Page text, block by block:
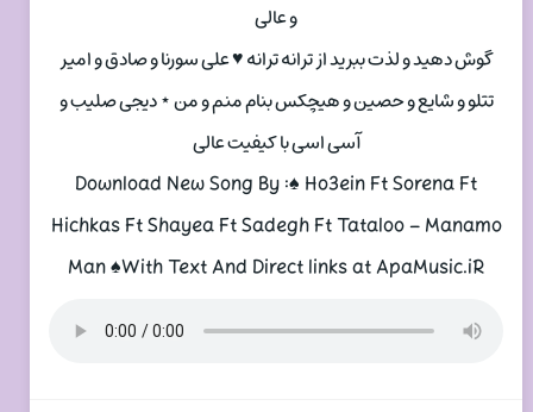
و عالی
گوش دهید و لذت ببرید از ترانه ترانه ♥ علی سورنا و صادق و امیر
تتلو و شایع و حصین و هیچکس بنام منم و من ⋆ دیجی صلیب و
آسی اسی با کیفیت عالی
Download New Song By :♠ Ho3ein Ft Sorena Ft
Hichkas Ft Shayea Ft Sadegh Ft Tataloo – Manamo
Man ♠With Text And Direct links at ApaMusic.iR